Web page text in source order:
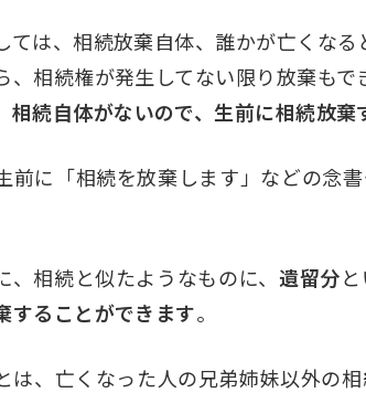
ては、相続放棄自体、誰かが亡くなる
、相続権が発生してない限り放棄もで
相続自体がないので、生前に相続放棄
前に「相続を放棄します」などの念
、相続と似たようなものに、 遺留分
することができます。
は、亡くなった人の兄弟姉妹以外の